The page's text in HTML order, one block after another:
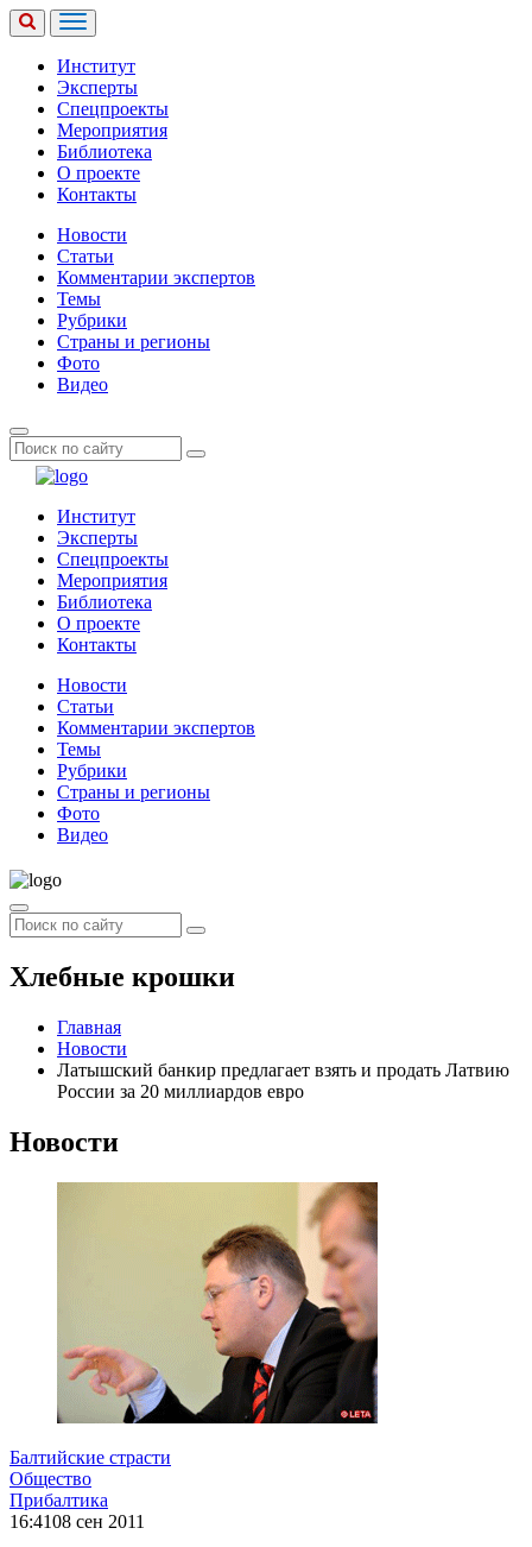
Институт
Эксперты
Спецпроекты
Мероприятия
Библиотека
О проекте
Контакты
Новости
Статьи
Комментарии экспертов
Темы
Рубрики
Страны и регионы
Фото
Видео
Институт
Эксперты
Спецпроекты
Мероприятия
Библиотека
О проекте
Контакты
Новости
Статьи
Комментарии экспертов
Темы
Рубрики
Страны и регионы
Фото
Видео
Хлебные крошки
Главная
Новости
Латышский банкир предлагает взять и продать Латвию
России за 20 миллиардов евро
Новости
Балтийские страсти
Общество
Прибалтика
16:4108 сен 2011